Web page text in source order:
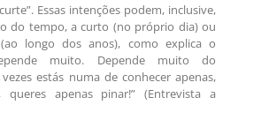
Essas intenções podem, inclusive,
do tempo, a curto (no próprio dia) ou
longo dos anos), como explica o
muito. Depende muito do
estás numa de conhecer apenas,
queres apenas pinar!” (Entrevista a